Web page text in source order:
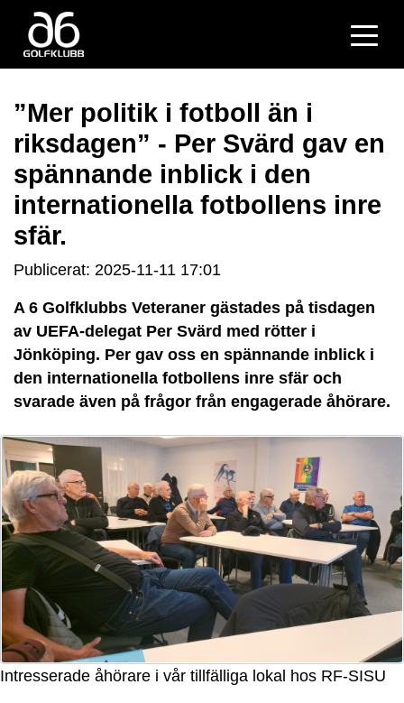
”Mer politik i fotboll än i
riksdagen” - Per Svärd gav en
spännande inblick i den
internationella fotbollens inre
sfär.
Publicerat: 2025-11-11 17:01
A 6 Golfklubbs Veteraner gästades på tisdagen
av UEFA-delegat Per Svärd med rötter i
Jönköping. Per gav oss en spännande inblick i
den internationella fotbollens inre sfär och
svarade även på frågor från engagerade åhörare.
Intresserade åhörare i vår tillfälliga lokal hos RF-SISU